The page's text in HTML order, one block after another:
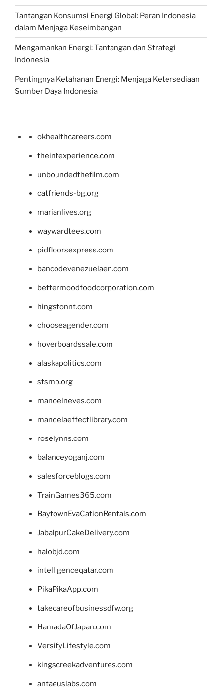
Tantangan Konsumsi Energi Global: Peran Indonesia
dalam Menjaga Keseimbangan
Mengamankan Energi: Tantangan dan Strategi
Indonesia
Pentingnya Ketahanan Energi: Menjaga Ketersediaan
Sumber Daya Indonesia
okhealthcareers.com
theintexperience.com
unboundedthefilm.com
catfriends-bg.org
marianlives.org
waywardtees.com
pidfloorsexpress.com
bancodevenezuelaen.com
bettermoodfoodcorporation.com
hingstonnt.com
chooseagender.com
hoverboardssale.com
alaskapolitics.com
stsmp.org
manoelneves.com
mandelaeffectlibrary.com
roselynns.com
balanceyoganj.com
salesforceblogs.com
TrainGames365.com
BaytownEvaCationRentals.com
JabalpurCakeDelivery.com
halobjd.com
intelligenceqatar.com
PikaPikaApp.com
takecareofbusinessdfw.org
HamadaOfJapan.com
VersifyLifestyle.com
kingscreekadventures.com
antaeuslabs.com